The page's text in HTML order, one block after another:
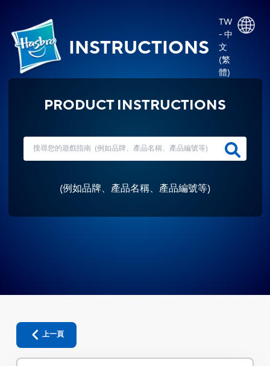
INSTRUCTIONS
TW
- 中
文
(繁
體)
PRODUCT INSTRUCTIONS
(例如品牌、產品名稱、產品編號等)
上一頁